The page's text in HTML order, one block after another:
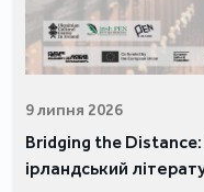
9 липня 2026
Bridging the
ірландський